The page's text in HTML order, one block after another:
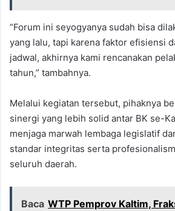
“Forum ini seyogyanya sudah bisa
yang lalu, tapi karena faktor efisiensi
jadwal, akhirnya kami rencanakan
tahun,” tambahnya.
Melalui kegiatan tersebut, pihaknya
sinergi yang lebih solid antar BK se-
menjaga marwah lembaga legislatif
standar integritas serta
seluruh daerah.
Baca WTP Pemprov Kaltim,